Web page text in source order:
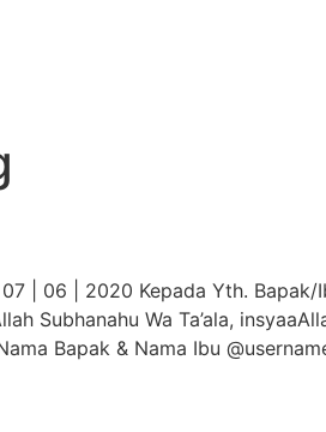
| 06 | 2020 Kepada Yth. Bapak/
Subhanahu Wa Ta’ala,
Bapak & Nama Ibu